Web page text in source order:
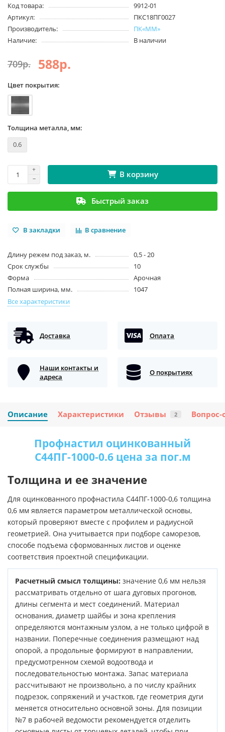
Код товара:
9912-01
Артикул:
ПКС18ПГ0027
Производитель:
ПК«ММ»
Наличие:
В наличии
709р. 588р.
Цвет покрытия:
Толщина металла, мм:
0.6
В корзину
Быстрый заказ
В закладки В сравнение
Длину режем под заказ, м.
0,5 - 20
Срок службы
10
Форма
Арочная
Полная ширина, мм.
1047
Все характеристики
Доставка Оплата
Наши контакты и
адреса
О покрытиях
Описание Характеристики Отзывы 2 Вопрос-
Профнастил оцинкованный
С44ПГ-1000-0.6 цена за пог.м
Толщина и ее значение
Для оцинкованного профнастила С44ПГ-1000-0,6 толщина
0,6 мм является параметром металлической основы,
который проверяют вместе с профилем и радиусной
геометрией. Она учитывается при подборе саморезов,
способе подъема сформованных листов и оценке
соответствия проектной спецификации.
Расчетный смысл толщины: значение 0,6 мм нельзя
рассматривать отдельно от шага дуговых прогонов,
длины сегмента и мест соединений. Материал
основания, диаметр шайбы и зона крепления
определяются монтажным узлом, а не только цифрой в
названии. Поперечные соединения размещают над
опорой, а продольные формируют в направлении,
предусмотренном схемой водоотвода и
последовательностью монтажа. Запас материала
рассчитывают не произвольно, а по числу крайних
подрезок, сопряжений и участков, где геометрия дуги
меняется относительно основной зоны. Для позиции
№7 в рабочей ведомости рекомендуется отделить